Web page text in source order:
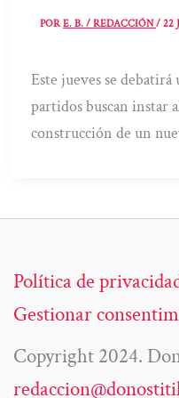
PORE. B. / REDACCIÓN/22
Este jueves se
partidos buscan instar
construcción de un
Política de
Gestionar
Copyright 2024.